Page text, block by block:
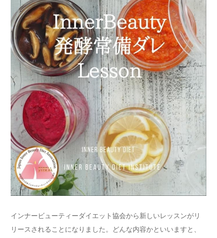
インナービューティーダイエット協会から新しいレッスンがリ
リースされることになりました。どんな内容かといいますと、